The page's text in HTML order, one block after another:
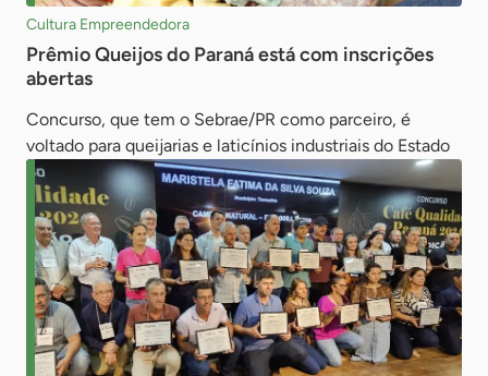
Cultura Empreendedora
Prêmio Queijos do Paraná está com inscrições
abertas
Concurso, que tem o Sebrae/PR como parceiro, é
voltado para queijarias e laticínios industriais do Estado